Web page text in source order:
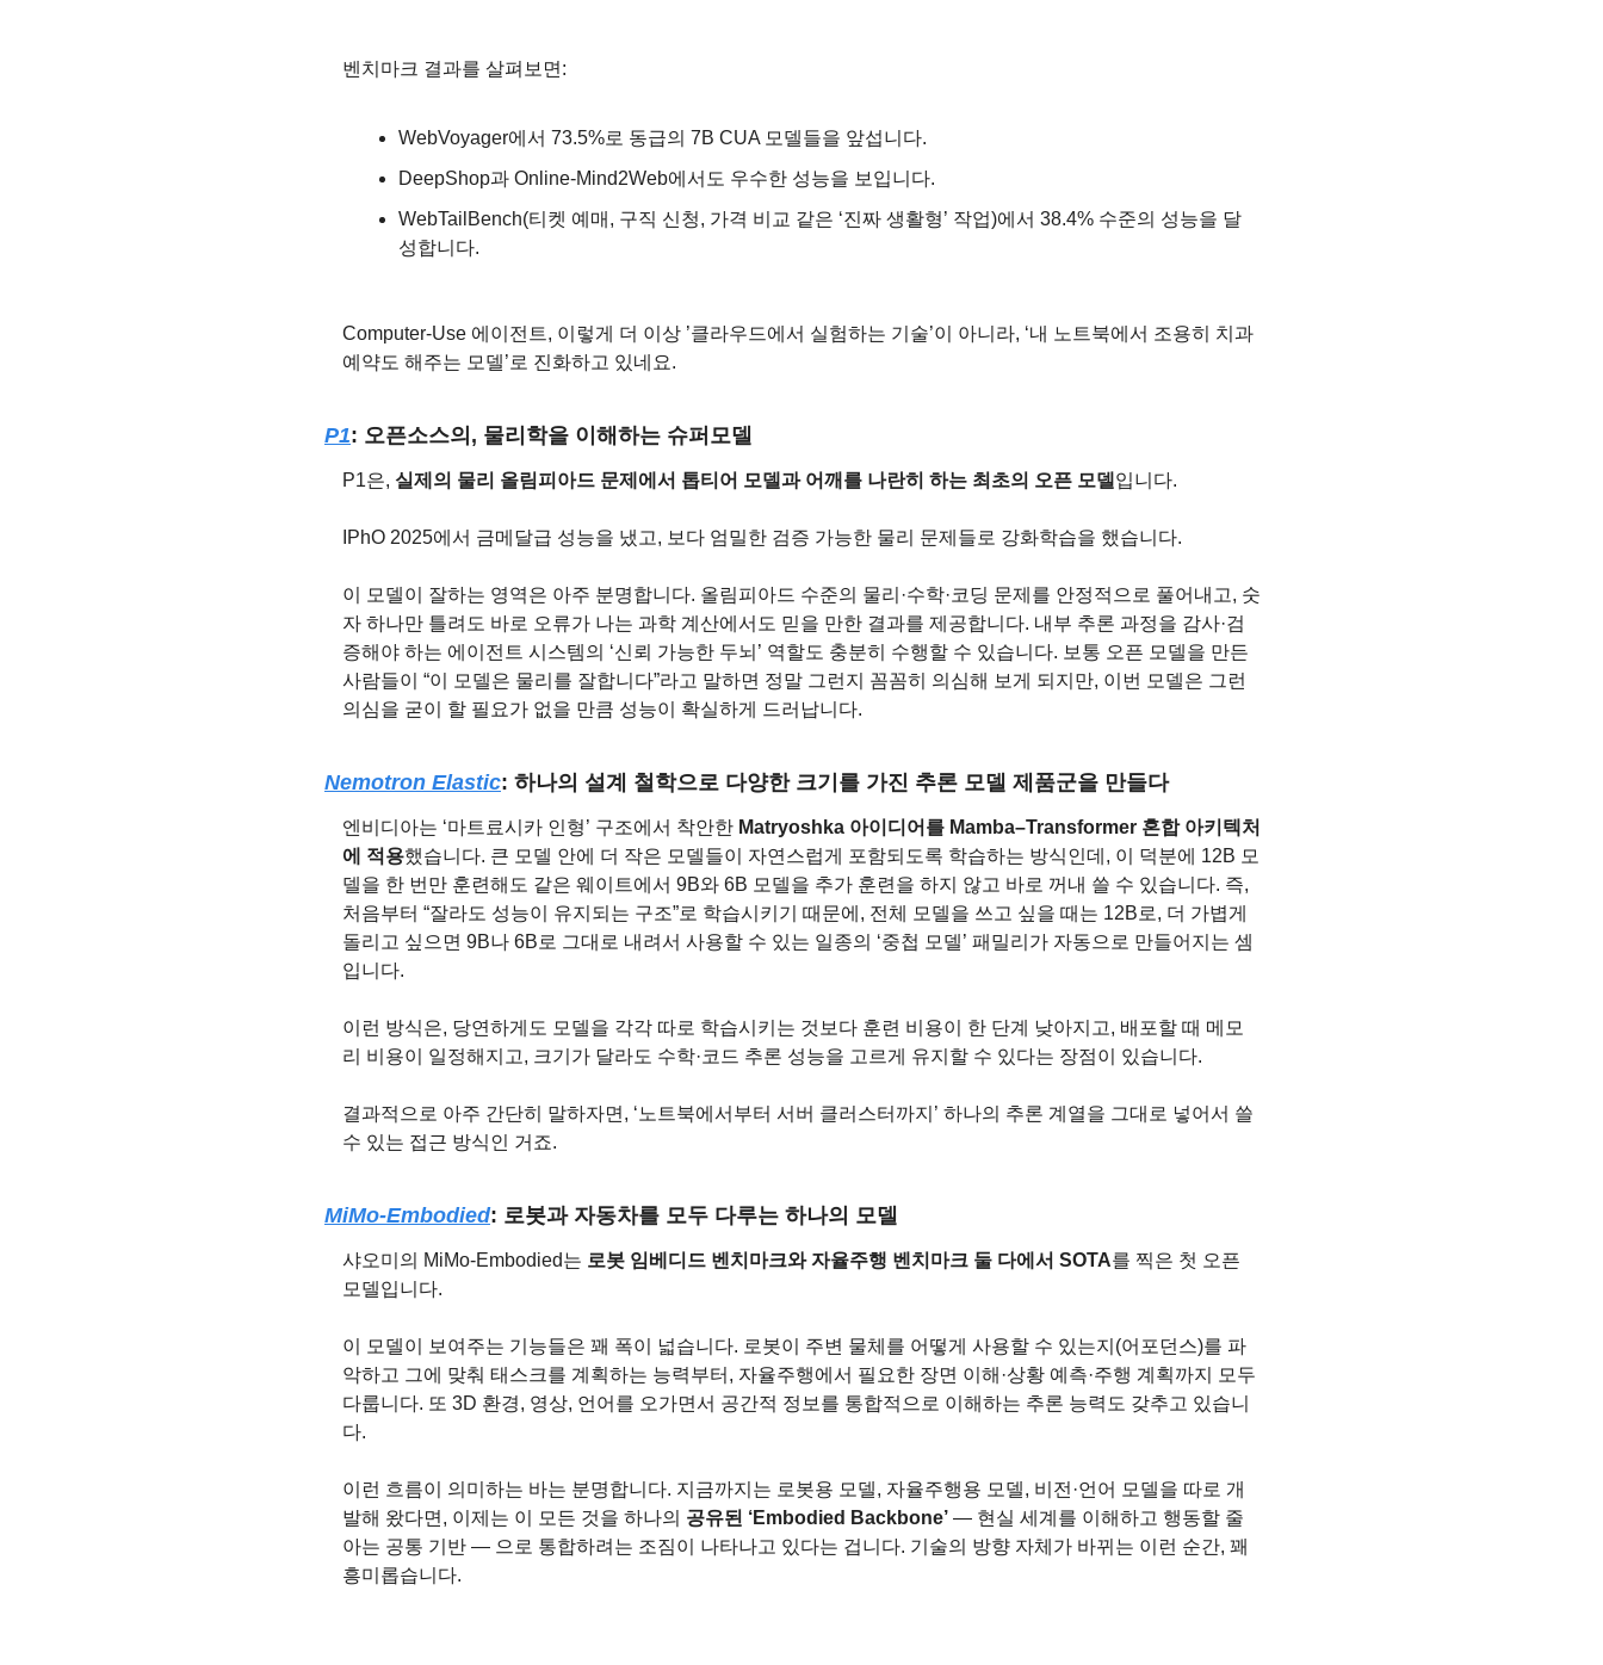
벤치마크 결과를 살펴보면:
WebVoyager에서 73.5%로 동급의 7B CUA 모델들을 앞섭니다.
DeepShop과 Online-Mind2Web에서도 우수한 성능을 보입니다.
WebTailBench(티켓 예매, 구직 신청, 가격 비교 같은 ‘진짜 생활형’ 작업)에서 38.4% 수준의 성능을 달
성합니다.
Computer-Use 에이전트, 이렇게 더 이상 ’클라우드에서 실험하는 기술’이 아니라, ‘내 노트북에서 조용히 치과
예약도 해주는 모델’로 진화하고 있네요.
P1: 오픈소스의, 물리학을 이해하는 슈퍼모델
P1은, 실제의 물리 올림피아드 문제에서 톱티어 모델과 어깨를 나란히 하는 최초의 오픈 모델 입니다.
IPhO 2025에서 금메달급 성능을 냈고, 보다 엄밀한 검증 가능한 물리 문제들로 강화학습을 했습니다.
이 모델이 잘하는 영역은 아주 분명합니다. 올림피아드 수준의 물리·수학·코딩 문제를 안정적으로 풀어내고, 숫
자 하나만 틀려도 바로 오류가 나는 과학 계산에서도 믿을 만한 결과를 제공합니다. 내부 추론 과정을 감사·검
증해야 하는 에이전트 시스템의 ‘신뢰 가능한 두뇌’ 역할도 충분히 수행할 수 있습니다. 보통 오픈 모델을 만든
사람들이 “이 모델은 물리를 잘합니다”라고 말하면 정말 그런지 꼼꼼히 의심해 보게 되지만, 이번 모델은 그런
의심을 굳이 할 필요가 없을 만큼 성능이 확실하게 드러납니다.
Nemotron Elastic: 하나의 설계 철학으로 다양한 크기를 가진 추론 모델 제품군을 만들다
엔비디아는 ‘마트료시카 인형’ 구조에서 착안한 Matryoshka 아이디어를 Mamba–Transformer 혼합 아키텍처
에 적용했습니다. 큰 모델 안에 더 작은 모델들이 자연스럽게 포함되도록 학습하는 방식인데, 이 덕분에 12B 모
델을 한 번만 훈련해도 같은 웨이트에서 9B와 6B 모델을 추가 훈련을 하지 않고 바로 꺼내 쓸 수 있습니다. 즉,
처음부터 “잘라도 성능이 유지되는 구조”로 학습시키기 때문에, 전체 모델을 쓰고 싶을 때는 12B로, 더 가볍게
돌리고 싶으면 9B나 6B로 그대로 내려서 사용할 수 있는 일종의 ‘중첩 모델’ 패밀리가 자동으로 만들어지는 셈
입니다.
이런 방식은, 당연하게도 모델을 각각 따로 학습시키는 것보다 훈련 비용이 한 단계 낮아지고, 배포할 때 메모
리 비용이 일정해지고, 크기가 달라도 수학·코드 추론 성능을 고르게 유지할 수 있다는 장점이 있습니다.
결과적으로 아주 간단히 말하자면, ‘노트북에서부터 서버 클러스터까지’ 하나의 추론 계열을 그대로 넣어서 쓸
수 있는 접근 방식인 거죠.
MiMo-Embodied: 로봇과 자동차를 모두 다루는 하나의 모델
샤오미의 MiMo-Embodied는 로봇 임베디드 벤치마크와 자율주행 벤치마크 둘 다에서 SOTA를 찍은 첫 오픈
모델입니다.
이 모델이 보여주는 기능들은 꽤 폭이 넓습니다. 로봇이 주변 물체를 어떻게 사용할 수 있는지(어포던스)를 파
악하고 그에 맞춰 태스크를 계획하는 능력부터, 자율주행에서 필요한 장면 이해·상황 예측·주행 계획까지 모두
다룹니다. 또 3D 환경, 영상, 언어를 오가면서 공간적 정보를 통합적으로 이해하는 추론 능력도 갖추고 있습니
다.
이런 흐름이 의미하는 바는 분명합니다. 지금까지는 로봇용 모델, 자율주행용 모델, 비전·언어 모델을 따로 개
발해 왔다면, 이제는 이 모든 것을 하나의 공유된 ‘Embodied Backbone’ — 현실 세계를 이해하고 행동할 줄
아는 공통 기반 — 으로 통합하려는 조짐이 나타나고 있다는 겁니다. 기술의 방향 자체가 바뀌는 이런 순간, 꽤
흥미롭습니다.